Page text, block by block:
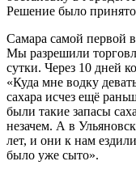
Решение было
Самара самой первой
Мы разрешили
сутки. Через 10 дней
«Куда мне водку
сахара исчез ещё
были такие запасы
незачем. А в
лет, и они к нам
было уже сыто».